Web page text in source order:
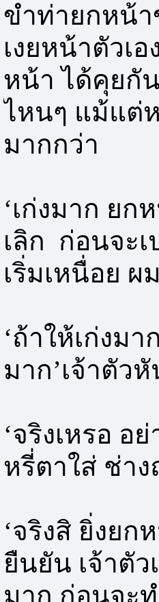
ขำท่ายกหน้า
เงยหน้าตัวเ
หน้า ได้คุยกั
ไหนๆ แม้แต่
มากกว่า
‘เก่งมาก ย
เลิก ก่อนจะ
เริ่มเหนื่อย ผ
‘ถ้าให้เก่งม
มาก’เจ้าตัว
‘จริงเหรอ อ
หรี่ตาใส่ ช่า
‘จริงสิ ยิ่งยก
ยืนยัน เจ้าตั
มาก ก่อนจะ